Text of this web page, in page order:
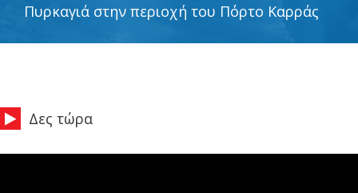
Πυρκαγιά στην περιοχή του Πόρτο Καρράς
Δες τώρα